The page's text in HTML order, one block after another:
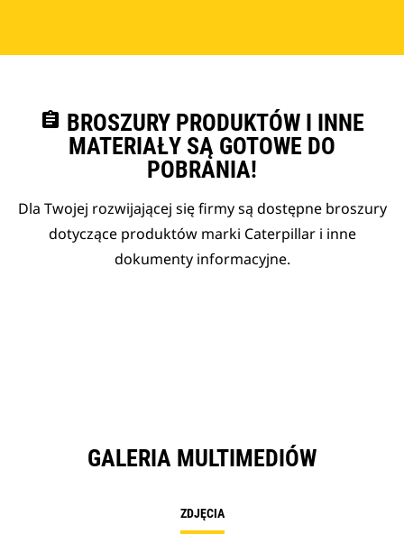
assignment BROSZURY PRODUKTÓW I INNE
MATERIAŁY SĄ GOTOWE DO
POBRANIA!
Dla Twojej rozwijającej się firmy są dostępne broszury
dotyczące produktów marki Caterpillar i inne
dokumenty informacyjne.
GALERIA MULTIMEDIÓW
ZDJĘCIA